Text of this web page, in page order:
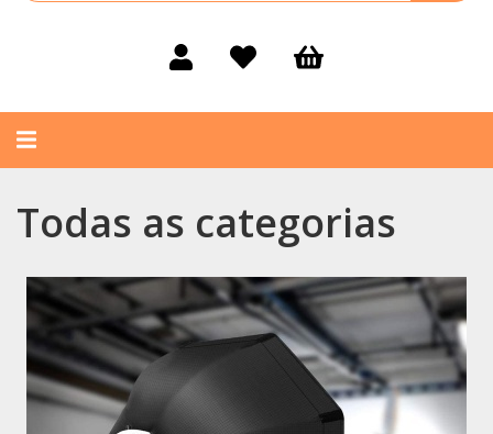
Alternar
Todas as categorias
Categorias